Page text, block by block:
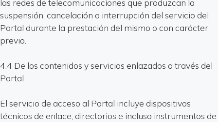
las redes de telecomunicaciones que produzcan la
suspensión, cancelación o interrupción del servicio del
Portal durante la prestación del mismo o con carácter
previo.
4.4 De los contenidos y servicios enlazados a través del
Portal
El servicio de acceso al Portal incluye dispositivos
técnicos de enlace, directorios e incluso instrumentos de